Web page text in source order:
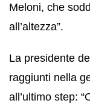
Meloni, che
all’altezza”.
La presidente
raggiunti nella
all’ultimo step: